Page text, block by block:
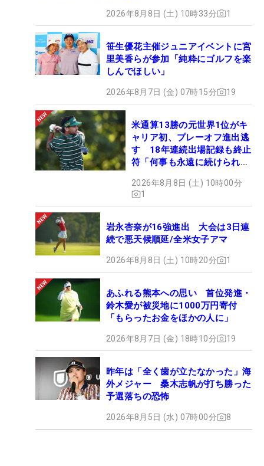
2026年8月8日 (土) 10時33分 1
笹生優花主催ジュニアイベントに宮
里美香らが参加「純粋にゴルフを楽
しんでほしい」
2026年8月7日 (金) 07時15分 19
米通算13勝の元世界1位がキ
ャリア初、プレーオフ進出逃
す 18年連続出場記録も終止
符「何事も永遠に続けられな
2026年8月8日 (土) 10時00分
1
岩永杏奈が16強進出 大会は3日連
続で悪天候順延/全米女子アマ
2026年8月8日 (土) 10時20分 1
あふれる熊本への思い 首位発進・
鈴木愛が被災地に1000万円寄付
「もらったお金をほかの人に」
2026年8月7日 (金) 18時10分 19
昨年は「全く歯が立たなかった」海
外メジャー 桑木志帆が打ち勝った
予選落ちの恐怖
2026年8月5日 (水) 07時00分 8